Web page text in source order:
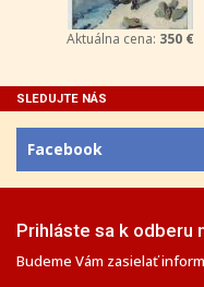
Aktuálna cena: 350 €
SLEDUJTE NÁS
Facebook
Prihláste sa k odberu
Budeme Vám zasielať